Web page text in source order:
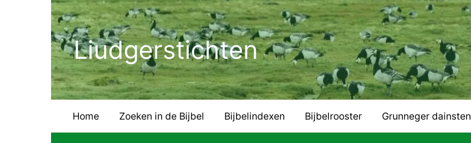
Liudgerstichten
Home Zoeken in de Bijbel Bijbelindexen Bijbelrooster Grunneger dainsten